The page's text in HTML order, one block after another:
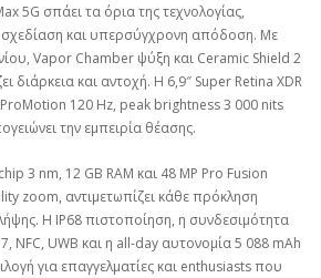
5G σπάει τα όρια της τεχνολογίας,
και υπερσύγχρονη απόδοση. Με
Vapor Chamber ψύξη και Ceramic Shield 2
διάρκεια και αντοχή. Η 6,9″ Super Retina XDR
120 Hz, peak brightness 3 000 nits
την εμπειρία θέασης.
3 nm, 12 GB RAM και 48 MP Pro Fusion
zoom, αντιμετωπίζει κάθε πρόκληση
Η IP68 πιστοποίηση, η συνδεσιμότητα
NFC, UWB και η all-day αυτονομία 5 088 mAh
για επαγγελματίες και enthusiasts που